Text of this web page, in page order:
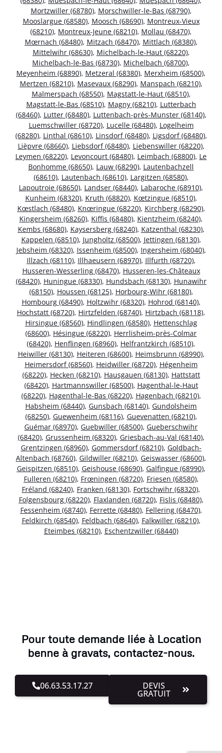
Mortzwiller (68780), Morschwiller-le-Bas (68790),
Mooslargue (68580), Moosch (68690), Montreux-Vieux
(68210), Montreux-Jeune (68210), Mollau (68470),
Mœrnach (68480), Mitzach (68470), Mittlach (68380),
Mittelwihr (68630), Michelbach-le-Haut (68220),
Michelbach-le-Bas (68730), Michelbach (68700),
Meyenheim (68890), Metzeral (68380), Merxheim (68500),
Mertzen (68210), Masevaux (68290), Manspach (68210),
Malmerspach (68550), Magstatt-le-Haut (68510),
Magstatt-le-Bas (68510), Magny (68210), Lutterbach
(68460), Lutter (68480), Luttenbach-près-Munster (68140),
Luemschwiller (68720), Lucelle (68480), Logelheim
(68280), Linthal (68610), Linsdorf (68480), Ligsdorf (68480),
Lièpvre (68660), Liebsdorf (68480), Liebenswiller (68220),
Leymen (68220), Levoncourt (68480), Leimbach (68800), Le
Bonhomme (68650), Lauw (68290), Lautenbachzell
(68610), Lautenbach (68610), Largitzen (68580),
Lapoutroie (68650), Landser (68440), Labaroche (68910),
Kunheim (68320), Kruth (68820), Kœtzingue (68510),
Kœstlach (68480), Knœringue (68220), Kirchberg (68290),
Kingersheim (68260), Kiffis (68480), Kientzheim (68240),
Kembs (68680), Kaysersberg (68240), Katzenthal (68230),
Kappelen (68510), Jungholtz (68500), Jettingen (68130),
Jebsheim (68320), Issenheim (68500), Ingersheim (68040),
Illzach (68110), Illhaeusern (68970), Illfurth (68720),
Husseren-Wesserling (68470), Husseren-les-Châteaux
(68420), Huningue (68330), Hundsbach (68130), Hunawihr
(68150), Houssen (68125), Horbourg-Wihr (68180),
Hombourg (68490), Holtzwihr (68320), Hohrod (68140),
Hochstatt (68720), Hirtzfelden (68740), Hirtzbach (68118),
Hirsingue (68560), Hindlingen (68580), Hettenschlag
(68600), Hésingue (68220), Herrlisheim-près-Colmar
(68420), Henflingen (68960), Helfrantzkirch (68510),
Heiwiller (68130), Heiteren (68600), Heimsbrunn (68990),
Heimersdorf (68560), Heidwiller (68720), Hégenheim
(68220), Hecken (68210), Hausgauen (68130), Hattstatt
(68420), Hartmannswiller (68500), Hagenthal-le-Haut
(68220), Hagenthal-le-Bas (68220), Hagenbach (68210),
Habsheim (68440), Gunsbach (68140), Gundolsheim
(68250), Guewenheim (68116), Guevenatten (68210),
Guémar (68970), Guebwiller (68500), Gueberschwihr
(68420), Grussenheim (68320), Griesbach-au-Val (68140),
Grentzingen (68960), Gommersdorf (68210), Goldbach-
Altenbach (68760), Gildwiller (68210), Geiswasser (68600),
Geispitzen (68510), Geishouse (68690), Galfingue (68990),
Fulleren (68210), Frœningen (68720), Friesen (68580),
Fréland (68240), Franken (68130), Fortschwihr (68320),
Folgensbourg (68220), Flaxlanden (68720), Fislis (68480),
Fessenheim (68740), Ferrette (68480), Fellering (68470),
Feldkirch (68540), Feldbach (68640), Falkwiller (68210),
Eteimbes (68210), Eschentzwiller (68440)
Pour toute demande liée à Location
benne à gravats, contactez-nous.
06.63.53.17.27 DEVIS
GRATUIT